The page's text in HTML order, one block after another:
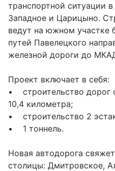
транспортной ситуации
Западное и Царицыно.
ведут на южном участке
путей Павелецкого
железной дороги до
Проект включает в себя:
• строительство дорог
10,4 километра;
• строительство 2
• 1 тоннель.
Новая автодорога
столицы: Дмитровское,